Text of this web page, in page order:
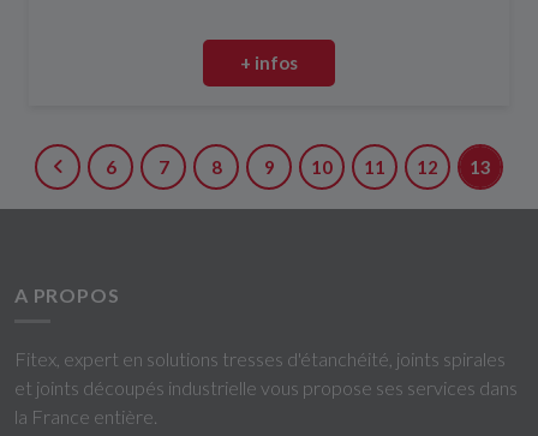
+ infos
6 7 8 9 10 11 12 13
A PROPOS
Fitex, expert en solutions tresses d'étanchéité, joints spirales
et joints découpés industrielle vous propose ses services dans
la France entière.